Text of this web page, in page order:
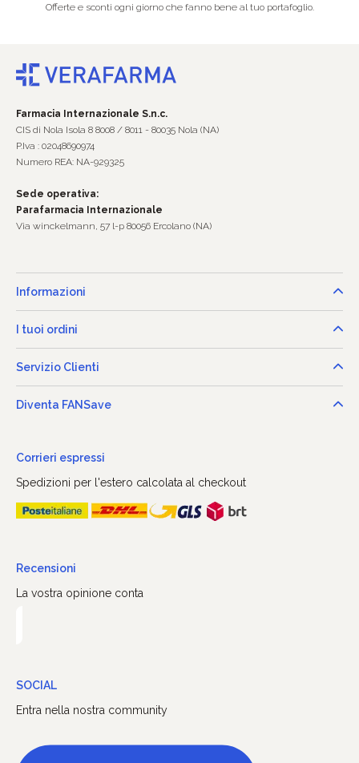
Offerte e sconti ogni giorno che fanno bene al tuo portafoglio.
Farmacia Internazionale S.n.c.
CIS di Nola Isola 8 8008 / 8011 - 80035 Nola (NA)
P.Iva : 02048690974
Numero REA: NA-929325
Sede operativa:
Parafarmacia Internazionale
Via winckelmann, 57 l-p 80056 Ercolano (NA)
Informazioni
I tuoi ordini
Servizio Clienti
Diventa FANSave
Corrieri espressi
Spedizioni per l'estero calcolata al checkout
Recensioni
La vostra opinione conta
SOCIAL
Entra nella nostra community